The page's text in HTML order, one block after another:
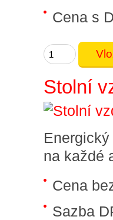
Cena s
Stolní
na každé
Cena
Sazba